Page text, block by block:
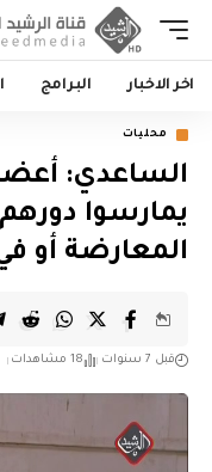
اخر الاخبار البرامج
محليات
الساعدي:
يمارسوا
المعارضة أو
قبل 7 سنوات 18 مشاهدات